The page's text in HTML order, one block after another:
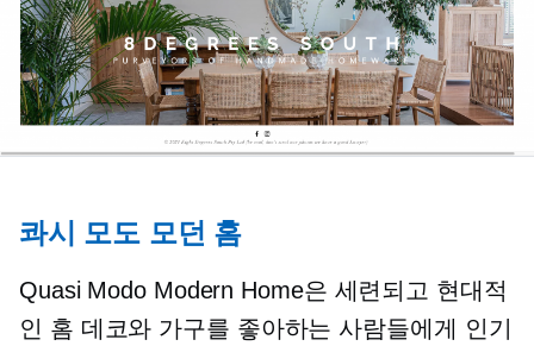
콰시 모도 모던 홈
Quasi Modo Modern Home은 세련되고 현대적
인 홈 데코와 가구를 좋아하는 사람들에게 인기